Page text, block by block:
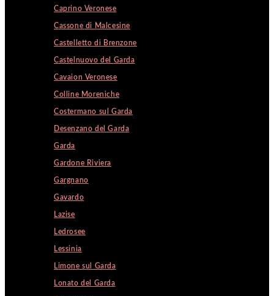
Caprino Veronese
Cassone di Malcesine
Castelletto di Brenzone
Castelnuovo del Garda
Cavaion Veronese
Colline Moreniche
Costermano sul Garda
Desenzano del Garda
Garda
Gardone Riviera
Gargnano
Gavardo
Lazise
Ledrosee
Lessinia
Limone sul Garda
Lonato del Garda